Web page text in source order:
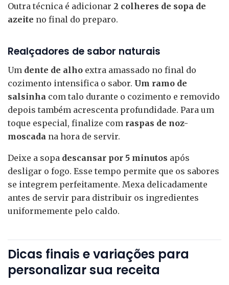
Outra técnica é adicionar 2 colheres de sopa de
azeite no final do preparo.
Realçadores de sabor naturais
Um dente de alho extra amassado no final do
cozimento intensifica o sabor. Um ramo de
salsinha com talo durante o cozimento e removido
depois também acrescenta profundidade. Para um
toque especial, finalize com raspas de noz-
moscada na hora de servir.
Deixe a sopa descansar por 5 minutos após
desligar o fogo. Esse tempo permite que os sabores
se integrem perfeitamente. Mexa delicadamente
antes de servir para distribuir os ingredientes
uniformemente pelo caldo.
Dicas finais e variações para
personalizar sua receita